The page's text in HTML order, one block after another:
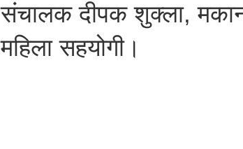
संचालक दीपक शुक्ला,
महिला सहयोगी।